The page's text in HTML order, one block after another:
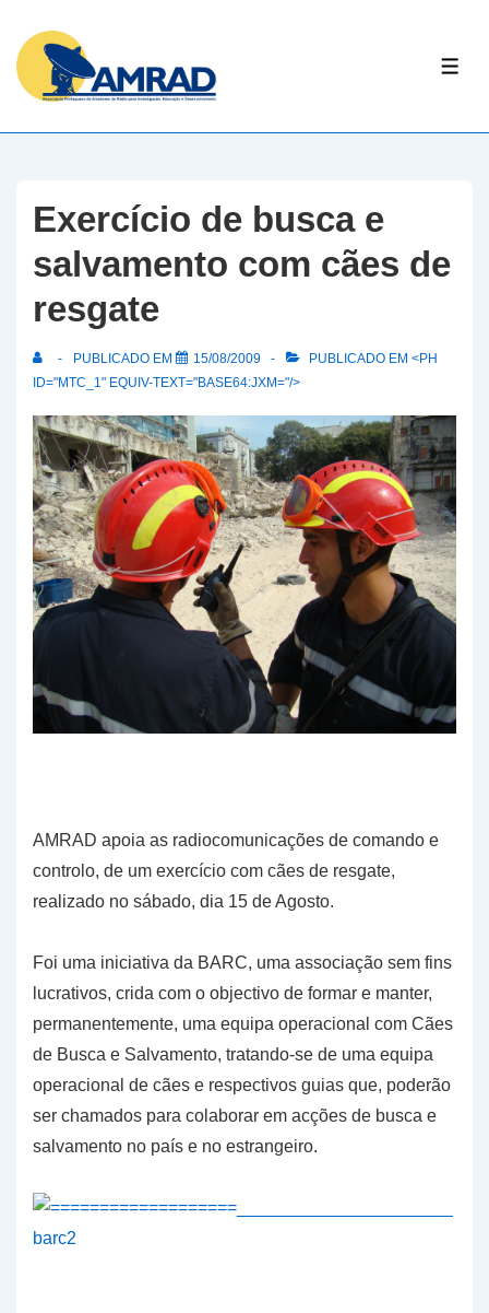
Skip
Content
Exercício de busca e
salvamento com cães de
resgate
PUBLICADO EM 15/08/2009
PUBLICADO EM <PH
ID="MTC_1" EQUIV-TEXT="BASE64:JXM="/>
AMRAD apoia as radiocomunicações de comando e
controlo, de um exercício com cães de resgate,
realizado no sábado, dia 15 de Agosto.
Foi uma iniciativa da BARC, uma associação sem fins
lucrativos, crida com o objectivo de formar e manter,
permanentemente, uma equipa operacional com Cães
de Busca e Salvamento, tratando-se de uma equipa
operacional de cães e respectivos guias que, poderão
ser chamados para colaborar em acções de busca e
salvamento no país e no estrangeiro.